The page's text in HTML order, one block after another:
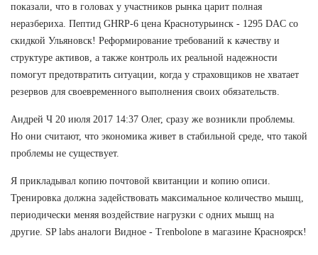
показали, что в головах у участников рынка царит полная
неразбериха. Пептид GHRP-6 цена Краснотурьинск - 1295 DAC со
скидкой Ульяновск! Реформирование требований к качеству и
структуре активов, а также контроль их реальной надежности
помогут предотвратить ситуации, когда у страховщиков не хватает
резервов для своевременного выполнения своих обязательств.
Андрей Ч 20 июля 2017 14:37 Олег, сразу же возникли проблемы.
Но они считают, что экономика живет в стабильной среде, что такой
проблемы не существует.
Я прикладывал копию почтовой квитанции и копию описи.
Тренировка должна задействовать максимальное количество мышц,
периодически меняя воздействие нагрузки с одних мышц на
другие. SP labs аналоги Видное - Trenbolone в магазине Красноярск!